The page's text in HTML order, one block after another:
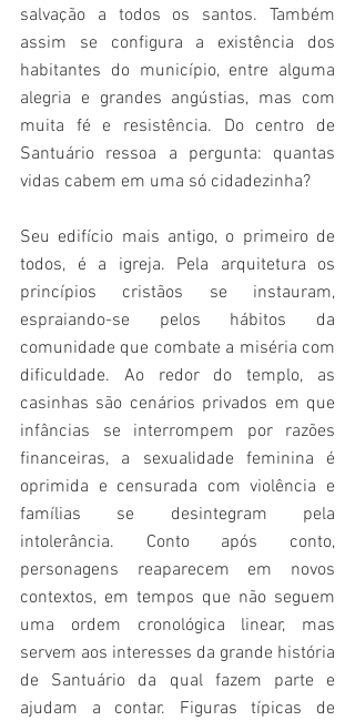
salvação a todos os santos. Também
assim se configura a existência dos
habitantes do município, entre alguma
alegria e grandes angústias, mas com
muita fé e resistência. Do centro de
Santuário ressoa a pergunta: quantas
vidas cabem em uma só cidadezinha?
Seu edifício mais antigo, o primeiro de
todos, é a igreja. Pela arquitetura os
princípios cristãos se instauram,
espraiando-se pelos hábitos da
comunidade que combate a miséria com
dificuldade. Ao redor do templo, as
casinhas são cenários privados em que
infâncias se interrompem por razões
financeiras, a sexualidade feminina é
oprimida e censurada com violência e
famílias se desintegram pela
intolerância. Conto após conto,
personagens reaparecem em novos
contextos, em tempos que não seguem
uma ordem cronológica linear, mas
servem aos interesses da grande história
de Santuário da qual fazem parte e
ajudam a contar. Figuras típicas de